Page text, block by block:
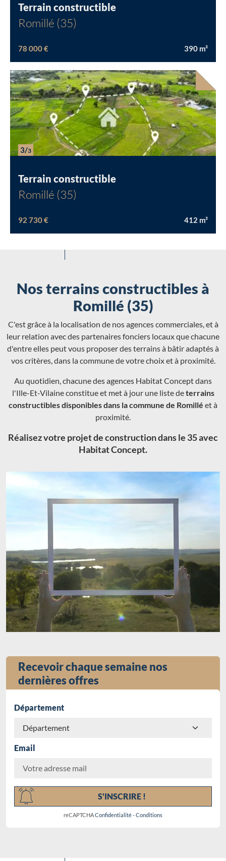
Terrain constructible
Romillé (35)
78 000 € 390 m²
3/3
Terrain constructible
Romillé (35)
92 730 € 412 m²
Nos terrains constructibles à
Romillé (35)
C'est grâce à la localisation de nos agences commerciales, et à
leur relation avec des partenaires fonciers locaux que chacune
d'entre elles peut vous proposer des terrains à bâtir adaptés à
vos critères, dans la commune de votre choix et à proximité.
Au quotidien, chacune des agences Habitat Concept dans
l'Ille-Et-Vilaine constitue et met à jour une liste deterrains
constructibles disponibles dans la commune de Romillé et à
proximité.
Réalisez votre projet de construction dans le 35 avec
Habitat Concept.
Recevoir chaque semaine nos
dernières offres
Département
Email
S'INSCRIRE !
reCAPTCHAConfidentialité-Conditions